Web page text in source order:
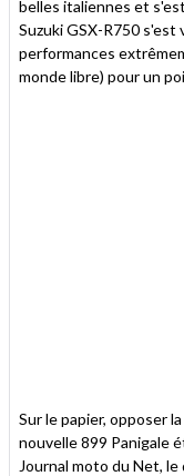
belles italiennes et
Suzuki GSX-R750
performances
monde libre) pour un
Sur le papier, opposer
nouvelle 899 Panigale
Journal moto du Net,